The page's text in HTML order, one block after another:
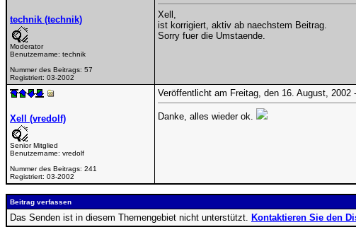
technik (technik)
Moderator
Benutzername: technik
Nummer des Beitrags: 57
Registriert: 03-2002
Xell,
ist korrigiert, aktiv ab naechstem Beitrag.
Sorry fuer die Umstaende.
Xell (vredolf)
Senior Mitglied
Benutzername: vredolf
Nummer des Beitrags: 241
Registriert: 03-2002
Veröffentlicht am Freitag, den 16. August,
Danke, alles wieder ok.
Beitrag verfassen
Das Senden ist in diesem Themengebiet nicht unterstützt. Kontaktieren Sie den